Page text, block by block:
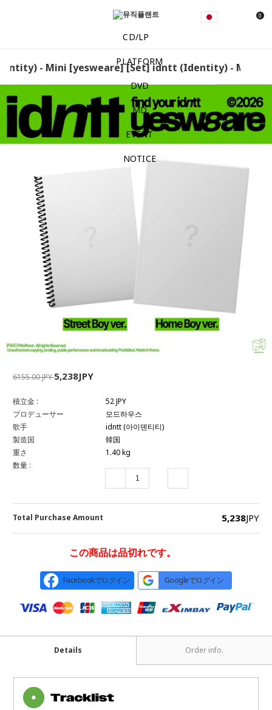
0
CD/LP
PLATFORM
DVD
MD
EVENT
NOTICE
- Mini [yesweare] [Set] idntt (Identity) - Mini
6155.00 JPY5,238JPY
積立金 :
52 JPY
プロデューサー
모드하우스
歌手
idntt (아이덴티티)
製造国
韓国
重さ
1.40 kg
数量 :
Total Purchase Amount 5,238JPY
この商品は品切れです。
Facebookでログイン Googleでログイン
Details Order info.